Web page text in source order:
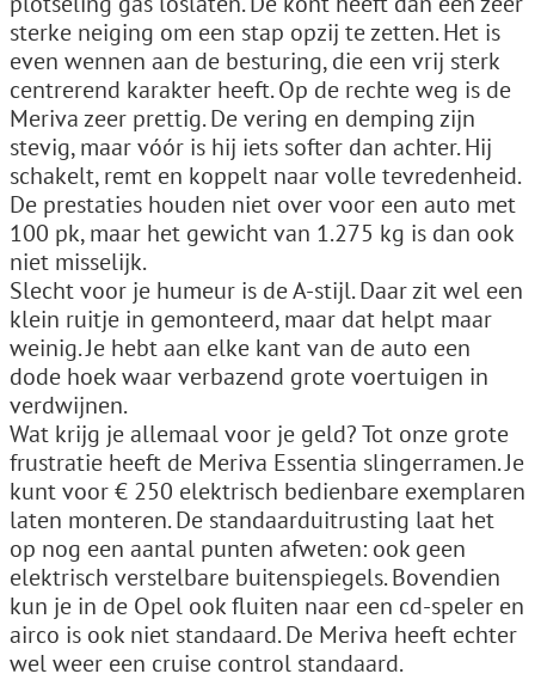
sterke neiging om een stap opzij te zetten. Het is
even wennen aan de besturing, die een vrij sterk
centrerend karakter heeft. Op de rechte weg is de
Meriva zeer prettig. De vering en demping zijn
stevig, maar vóór is hij iets softer dan achter. Hij
schakelt, remt en koppelt naar volle tevredenheid.
De prestaties houden niet over voor een auto met
100 pk, maar het gewicht van 1.275 kg is dan ook
niet misselijk.
Slecht voor je humeur is de A-stijl. Daar zit wel een
klein ruitje in gemonteerd, maar dat helpt maar
weinig. Je hebt aan elke kant van de auto een
dode hoek waar verbazend grote voertuigen in
verdwijnen.
Wat krijg je allemaal voor je geld? Tot onze grote
frustratie heeft de Meriva Essentia slingerramen. Je
kunt voor € 250 elektrisch bedienbare exemplaren
laten monteren. De standaarduitrusting laat het
op nog een aantal punten afweten: ook geen
elektrisch verstelbare buitenspiegels. Bovendien
kun je in de Opel ook fluiten naar een cd-speler en
airco is ook niet standaard. De Meriva heeft echter
wel weer een cruise control standaard.